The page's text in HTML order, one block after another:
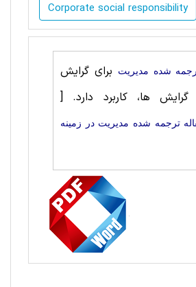
Corporate social responsibility
شده مديريت
برای گرایش
ها، کاربرد دارد. [
ترجمه شده مديريت در زمینه